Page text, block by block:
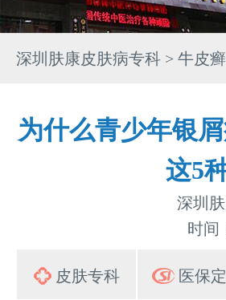
深圳肤康皮肤病专科 > 牛皮癣
为什么青少年银
这5
深圳
时间
皮肤专科 医保